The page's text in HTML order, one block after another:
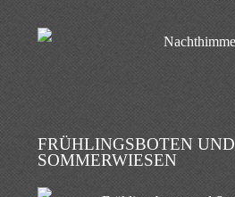
FRÜHLINGSBOTEN UND
SOMMERWIESEN